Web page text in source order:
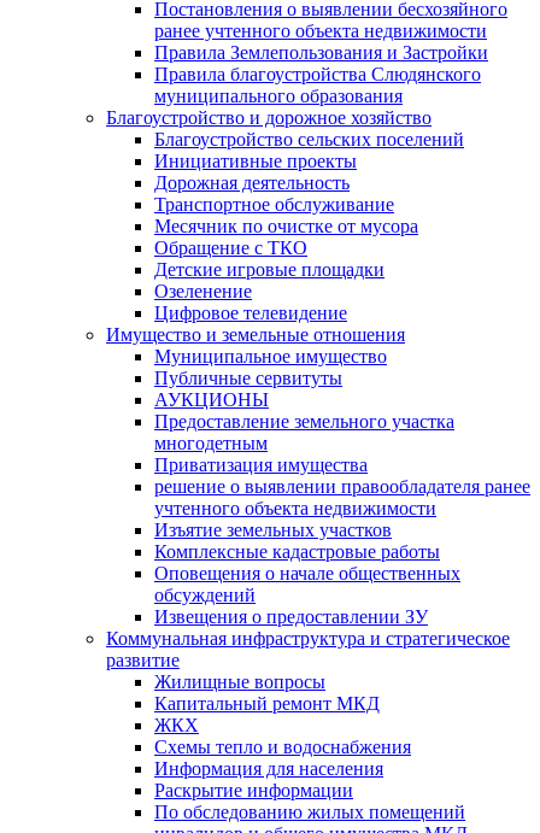
Постановления о выявлении бесхозяйного
ранее учтенного объекта недвижимости
Правила Землепользования и Застройки
Правила благоустройства Слюдянского
муниципального образования
Благоустройство и дорожное хозяйство
Благоустройство сельских поселений
Инициативные проекты
Дорожная деятельность
Транспортное обслуживание
Месячник по очистке от мусора
Обращение с ТКО
Детские игровые площадки
Озеленение
Цифровое телевидение
Имущество и земельные отношения
Муниципальное имущество
Публичные сервитуты
АУКЦИОНЫ
Предоставление земельного участка
многодетным
Приватизация имущества
решение о выявлении правообладателя ранее
учтенного объекта недвижимости
Изъятие земельных участков
Комплексные кадастровые работы
Оповещения о начале общественных
обсуждений
Извещения о предоставлении ЗУ
Коммунальная инфраструктура и стратегическое
развитие
Жилищные вопросы
Капитальный ремонт МКД
ЖКХ
Схемы тепло и водоснабжения
Информация для населения
Раскрытие информации
По обследованию жилых помещений